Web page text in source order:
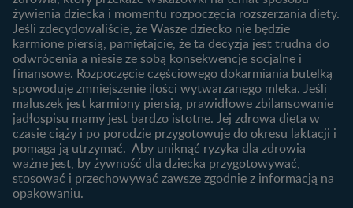
Ząbkowanie u niemowląt Jakie mleko następne
wybrać dla dziecka?
Jak rozszerzać dietę
niemowlaka?
Przydatne materiały dla
rodziców
Poradniki dla rodziców
Karty do zdjęć dla
Maluszka
Materiały do pobrania
Narzędzia dla rodziców
żywienia dziecka i momentu rozpoczęcia rozszerzania diety.
Jeśli zdecydowaliście, że Wasze dziecko nie będzie
karmione piersią, pamiętajcie, że ta decyzja jest trudna do
odwrócenia a niesie ze sobą konsekwencje socjalne i
finansowe. Rozpoczęcie częściowego dokarmiania butelką
spowoduje zmniejszenie ilości wytwarzanego mleka. Jeśli
maluszek jest karmiony piersią, prawidłowe zbilansowanie
jadłospisu mamy jest bardzo istotne. Jej zdrowa dieta w
czasie ciąży i po porodzie przygotowuje do okresu laktacji i
pomaga ją utrzymać. Aby uniknąć ryzyka dla zdrowia
ważne jest, by żywność dla dziecka przygotowywać,
stosować i przechowywać zawsze zgodnie z informacją na
opakowaniu.